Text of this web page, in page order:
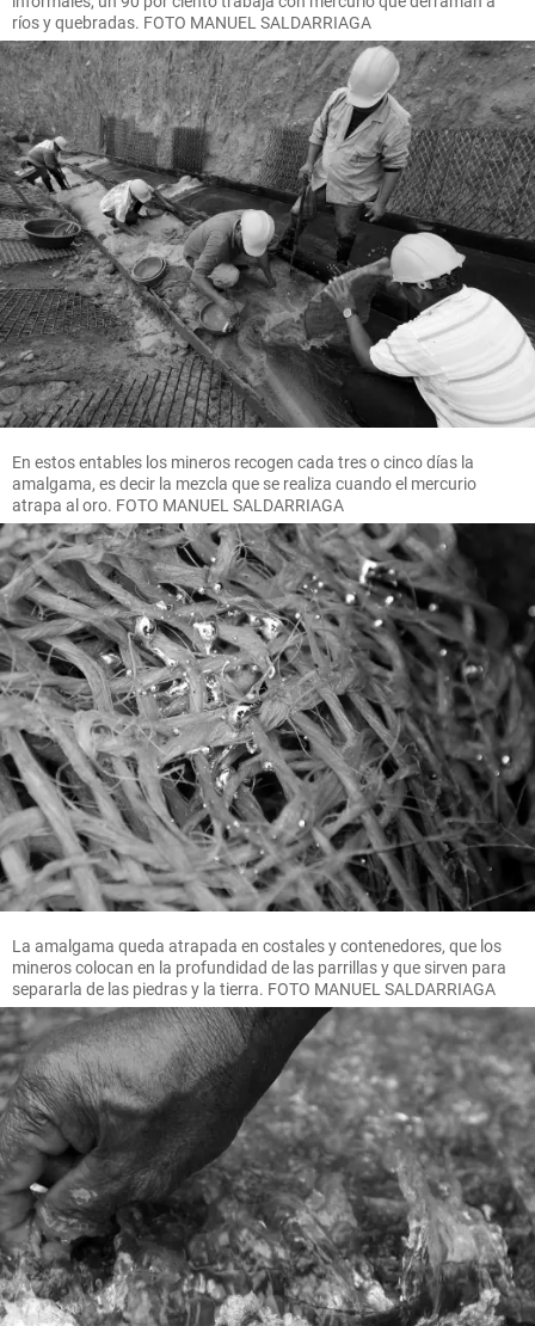
ríos y quebradas. FOTO MANUEL SALDARRIAGA
En estos entables los mineros recogen cada tres o cinco días la
amalgama, es decir la mezcla que se realiza cuando el mercurio
atrapa al oro. FOTO MANUEL SALDARRIAGA
La amalgama queda atrapada en costales y contenedores, que los
mineros colocan en la profundidad de las parrillas y que sirven para
separarla de las piedras y la tierra. FOTO MANUEL SALDARRIAGA